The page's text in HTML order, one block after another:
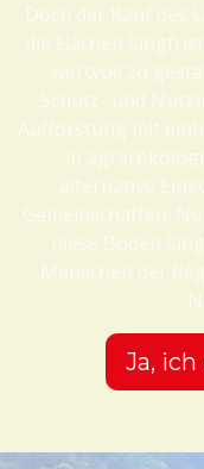
Doch der Kauf des
die Flächen
wertvoll zu
Schutz- und
Aufforstung mit
in
alternative
Gemeinschaften.
diese Böden
Menschen der
Ja,